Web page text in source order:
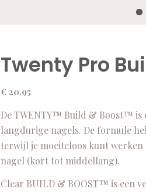
Op
Twenty Pro
€ 20,95
De TWENTY™ Build & Boost™ is
langdurige nagels. De formule
terwijl je moeiteloos kunt werken
nagel (kort tot middellang).
Clear BUILD & BOOST™ is een